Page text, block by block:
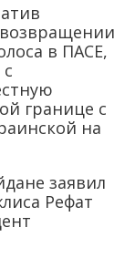
в ПАСЕ,
границе с
на
заявил
Рефат